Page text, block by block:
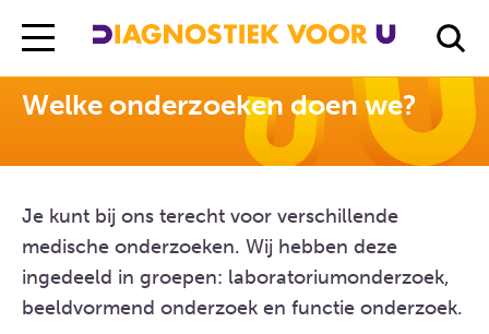
Diagnostiek Voor U Welke onderzoeken doen we?
Welke onderzoeken doen we?
Je kunt bij ons terecht voor verschillende
medische onderzoeken. Wij hebben deze
ingedeeld in groepen: laboratoriumonderzoek,
beeldvormend onderzoek en functie onderzoek.